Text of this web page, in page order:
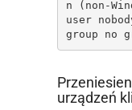
n (non-
user
group no
urządzeń